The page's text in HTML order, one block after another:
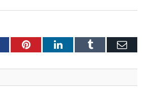
PinterestLinkedInTumblr E-